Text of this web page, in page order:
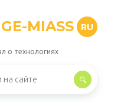
MIASS RU
о технологиях